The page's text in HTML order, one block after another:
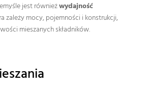
jest równieżwydajność
zależy mocy, pojemności i konstrukcji,
mieszanych składników.